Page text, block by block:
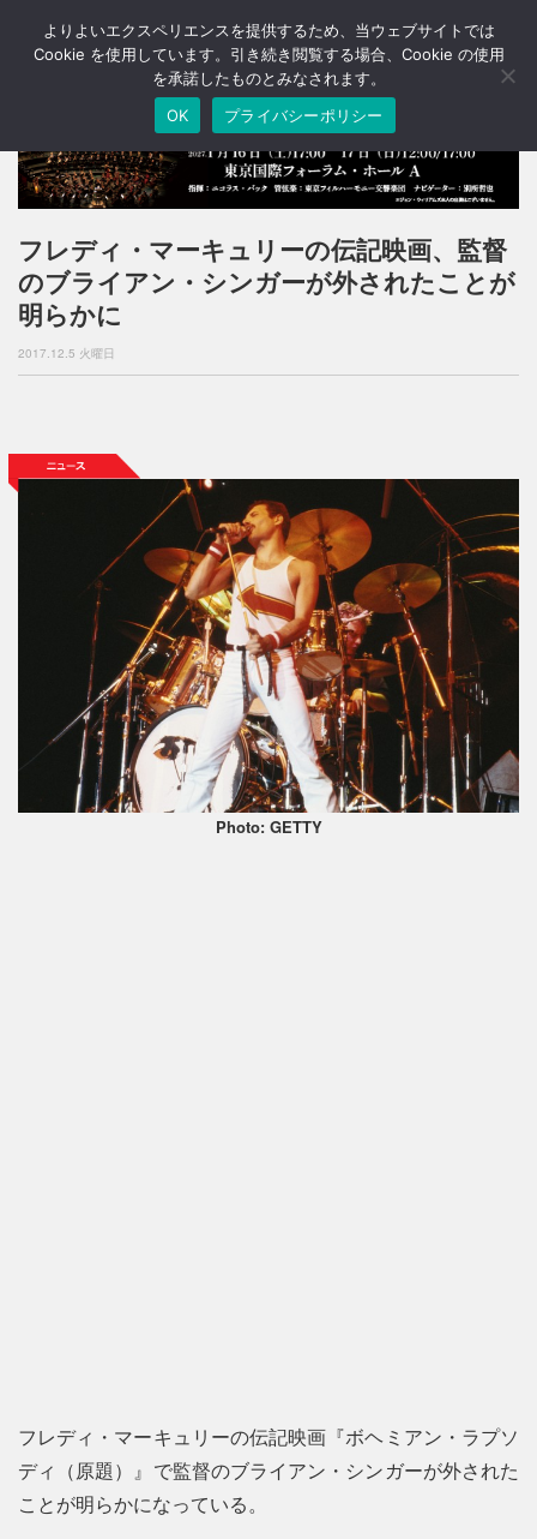
T
o
a
v
i
g
a
n
フレディ・マーキュリーの伝記映画、監督
のブライアン・シンガーが外されたことが
明らかに
2017.12.5 火曜日
Photo: GETTY
フレディ・マーキュリーの伝記映画『ボヘミアン・ラプソ
ディ（原題）』で監督のブライアン・シンガーが外された
ことが明らかになっている。
よりよいエクスペリエンスを提供するため、当ウェブサイトでは
Cookie を使用しています。引き続き閲覧する場合、Cookie の使用
を承諾したものとみなされます。
OK
プライバシーポリシー